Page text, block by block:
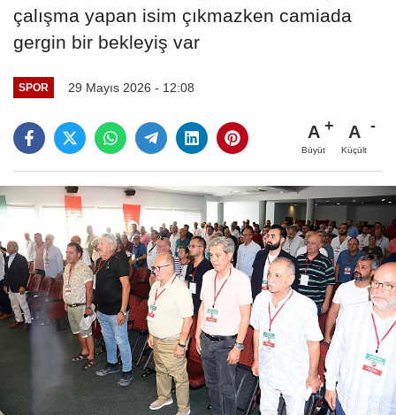
çalışma yapan isim çıkmazken camiada
gergin bir bekleyiş var
SPOR 29 Mayıs 2026 - 12:08
A
Büyüt
A
Küçült